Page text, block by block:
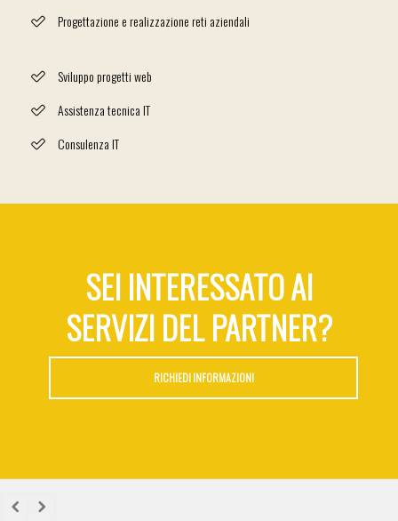
Progettazione e realizzazione reti aziendali
Sviluppo progetti web
Assistenza tecnica IT
Consulenza IT
SEI INTERESSATO AI
SERVIZI DEL PARTNER?
RICHIEDI INFORMAZIONI